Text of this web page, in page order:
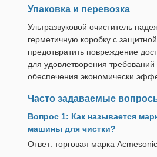
Упаковка и перевозка
Ультразвуковой очиститель
герметичную коробку с
предотвратить повреждение
для удовлетворения требований
обеспечения экономически
Часто задаваемые
Вопрос 1: Как называется
машины для чистки?
Ответ: торговая марка Acmesonic.